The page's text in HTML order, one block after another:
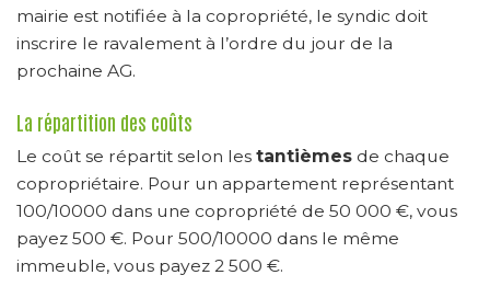
mairie est notifiée à la copropriété, le syndic doit
inscrire le ravalement à l’ordre du jour de la
prochaine AG.
La répartition des coûts
Le coût se répartit selon les tantièmes de chaque
copropriétaire. Pour un appartement représentant
100/10000 dans une copropriété de 50 000 €, vous
payez 500 €. Pour 500/10000 dans le même
immeuble, vous payez 2 500 €.